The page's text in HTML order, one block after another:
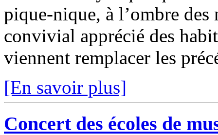
pique-nique, à l’ombre
convivial apprécié des
viennent remplacer les
[En savoir plus]
Concert des écoles de